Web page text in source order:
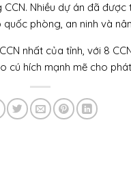
Nhiều dự án đã
phòng, an ninh và
nhất của tỉnh, với 8
hích mạnh mẽ cho